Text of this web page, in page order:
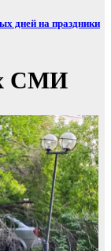
дней на праздники